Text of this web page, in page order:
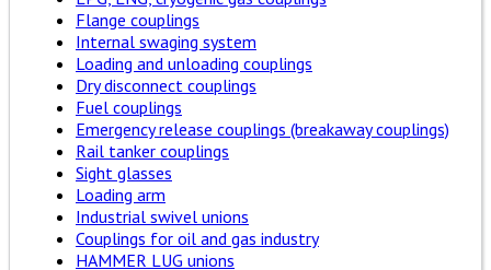
Flange couplings
Internal swaging system
Loading and unloading couplings
Dry disconnect couplings
Fuel couplings
Emergency release couplings (breakaway couplings)
Rail tanker couplings
Sight glasses
Loading arm
Industrial swivel unions
Couplings for oil and gas industry
HAMMER LUG unions